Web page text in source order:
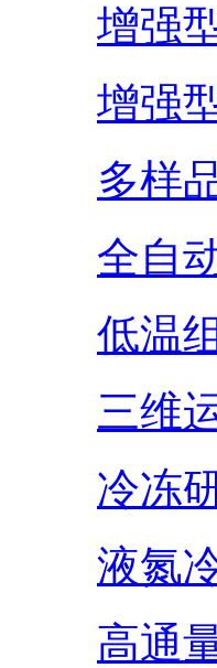
增强
增强
多样
全自
低温
三维
冷冻
液氮
高通